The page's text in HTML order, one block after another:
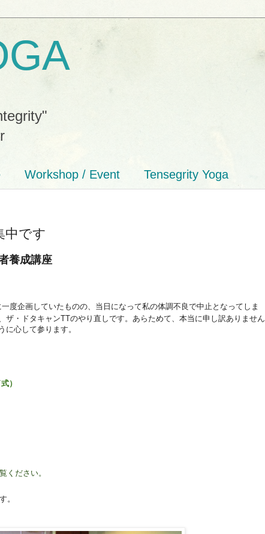
Workshop / Event Tensegrity Yoga
中です
養成講座
一度企画していたものの、当日になって私の体調不良で中止となってしま
ザ・ドタキャンTTのやり直しです。あらためて、本当に申し訳ありません
に心して参ります。
）
ください。
。